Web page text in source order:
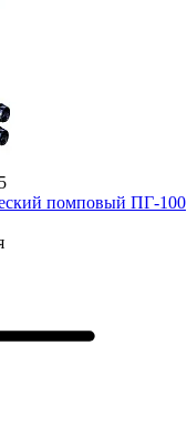
помповый ПГ-100